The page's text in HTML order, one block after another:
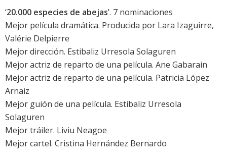
‘20.000 especies de abejas’. 7 nominaciones
Mejor película dramática. Producida por Lara Izaguirre,
Valérie Delpierre
Mejor dirección. Estibaliz Urresola Solaguren
Mejor actriz de reparto de una película. Ane Gabarain
Mejor actriz de reparto de una película. Patricia López
Arnaiz
Mejor guión de una película. Estibaliz Urresola
Solaguren
Mejor tráiler. Liviu Neagoe
Mejor cartel. Cristina Hernández Bernardo